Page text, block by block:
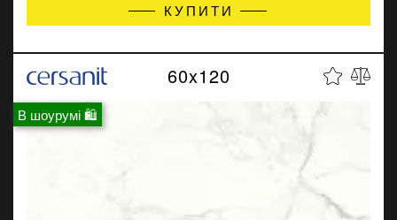
КУПИТИ
В шоурумі 🛍
60x120